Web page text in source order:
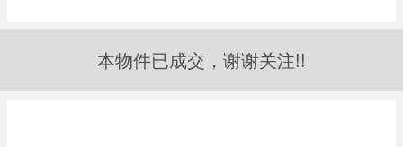
本物件已成交，谢谢关注!!